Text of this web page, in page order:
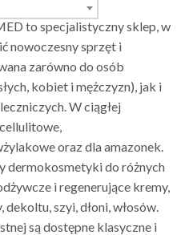
to specjalistyczny sklep, w
nowoczesny sprzęt i
zarówno do osób
kobiet i mężczyzn), jak i
W ciągłej
oraz dla amazonek.
dermokosmetyki do różnych
i regenerujące kremy,
szyi, dłoni, włosów.
są dostępne klasyczne i